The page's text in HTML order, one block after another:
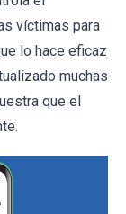
víctimas para
lo hace eficaz
muchas
que el